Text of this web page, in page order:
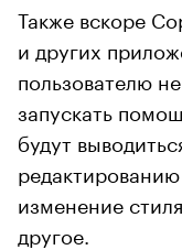
Также вскоре
и других
пользователю
запускать
будут
изменение
другое.